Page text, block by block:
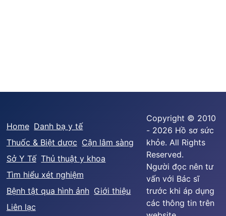
Home Danh bạ y tế
Thuốc & Biệt dược Cận lâm sàng
Sở Y Tế Thủ thuật y khoa
Tìm hiểu xét nghiệm
Bệnh tật qua hình ảnh Giới thiệu
Liên lạc
Copyright © 2010
- 2026 Hồ sơ sức
khỏe. All Rights
Reserved.
Người đọc nên tư
vấn với Bác sĩ
trước khi áp dụng
các thông tin trên